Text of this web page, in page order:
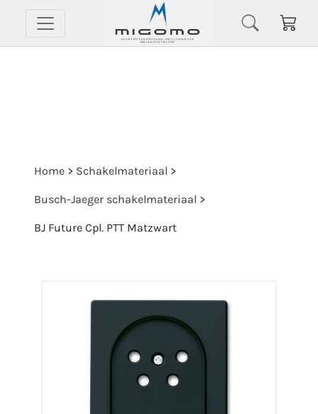
Home > Schakelmateriaal >
Busch-Jaeger schakelmateriaal >
BJ Future Cpl. PTT Matzwart